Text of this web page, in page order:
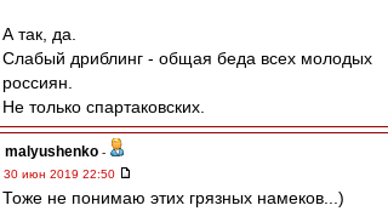
А так, да.
Слабый дриблинг - общая беда всех молодых
россиян.
Не только спартаковских.
malyushenko -
30 июн 2019 22:50
Тоже не понимаю этих грязных намеков...)